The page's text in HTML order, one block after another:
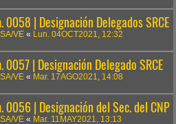
0058 | Designación Delegados SRCE
VE « Lun. 04OCT2021, 12:32
0057 | Designación Delegado SRCE
VE « Mar. 17AGO2021, 14:08
0056 | Designación del Sec. del CNP
VE « Mar. 11MAY2021, 13:13